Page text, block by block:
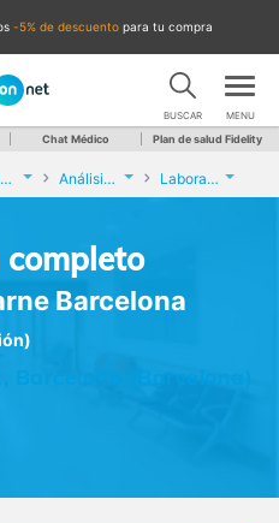
-5% de descuento para tu compra
BUSCAR MENU
Chat Médico Plan de salud Fidelity
Analíticas y Genética Análisis de orina completo Laboratorio Echevarne Barcelona
Barcelona
Barcelona (Barcelona)